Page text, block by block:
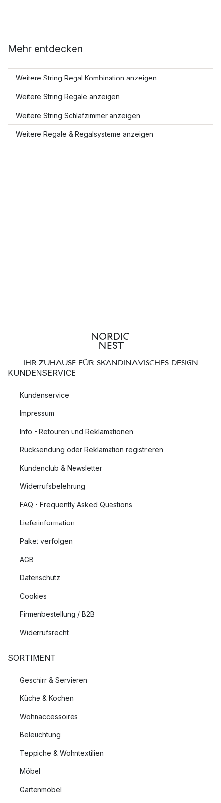
Mehr entdecken
Weitere String Regal Kombination anzeigen
Weitere String Regale anzeigen
Weitere String Schlafzimmer anzeigen
Weitere Regale & Regalsysteme anzeigen
IHR ZUHAUSE FÜR SKANDINAVISCHES DESIGN
KUNDENSERVICE
Kundenservice
Impressum
Info - Retouren und Reklamationen
Rücksendung oder Reklamation registrieren
Kundenclub & Newsletter
Widerrufsbelehrung
FAQ - Frequently Asked Questions
Lieferinformation
Paket verfolgen
AGB
Datenschutz
Cookies
Firmenbestellung / B2B
Widerrufsrecht
SORTIMENT
Geschirr & Servieren
Küche & Kochen
Wohnaccessoires
Beleuchtung
Teppiche & Wohntextilien
Möbel
Gartenmöbel